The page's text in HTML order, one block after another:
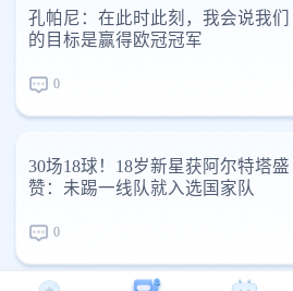
孔帕尼：在此时此刻，我会说我们
的目标是赢得欧冠冠军
0
30场18球！18岁新星获阿尔特塔盛
赞：未踢一线队就入选国家队
0